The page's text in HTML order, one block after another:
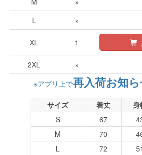
L
×
XL 1
2XL ×
※アプリ上で再入荷お知
サイズ 着丈 身
S
67
M
70
L
72 51